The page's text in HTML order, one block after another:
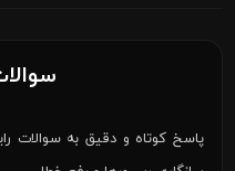
پاسخ کوتاه و دقیق به سوالات